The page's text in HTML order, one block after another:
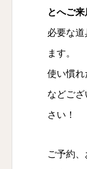
とへご来
必要な
ます。
使い慣れ
などご
さい！
ご予約